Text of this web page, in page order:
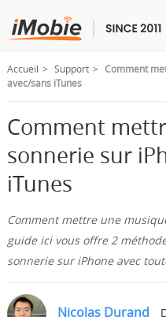
Déverrouillage &
Transfert
Multimédia
Accueil Support
Comment
avec/sans iTunes
Comment
sonnerie sur
iTunes
Comment mettre une
guide ici vous offre 2
sonnerie sur iPhone avec
Nicolas Durand